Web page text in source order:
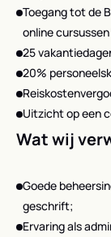
Toegang tot de
online
25
20%
Uitzicht op een
Wat wij
Goede
geschrift;
Ervaring als